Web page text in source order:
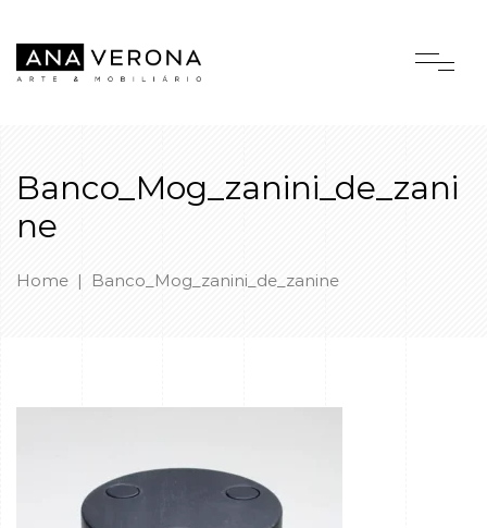
Banco_Mog_zanini_de_zani
ne
Home | Banco_Mog_zanini_de_zanine